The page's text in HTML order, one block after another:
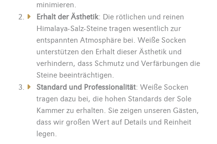
minimieren.
Erhalt der Ästhetik: Die rötlichen und reinen
Himalaya-Salz-Steine tragen wesentlich zur
entspannten Atmosphäre bei. Weiße Socken
unterstützen den Erhalt dieser Ästhetik und
verhindern, dass Schmutz und Verfärbungen die
Steine beeinträchtigen.
Standard und Professionalität: Weiße Socken
tragen dazu bei, die hohen Standards der Sole
Kammer zu erhalten. Sie zeigen unseren Gästen,
dass wir großen Wert auf Details und Reinheit
legen.